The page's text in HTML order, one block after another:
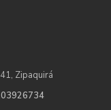
Zipaquirá